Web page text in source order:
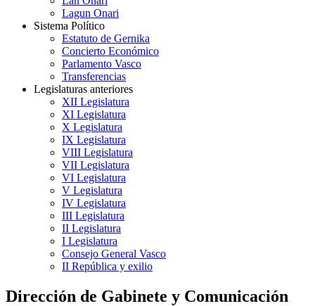
Lagun Onari
Sistema Político
Estatuto de Gernika
Concierto Económico
Parlamento Vasco
Transferencias
Legislaturas anteriores
XII Legislatura
XI Legislatura
X Legislatura
IX Legislatura
VIII Legislatura
VII Legislatura
VI Legislatura
V Legislatura
IV Legislatura
III Legislatura
II Legislatura
I Legislatura
Consejo General Vasco
II República y exilio
Dirección de Gabinete y Comunicación